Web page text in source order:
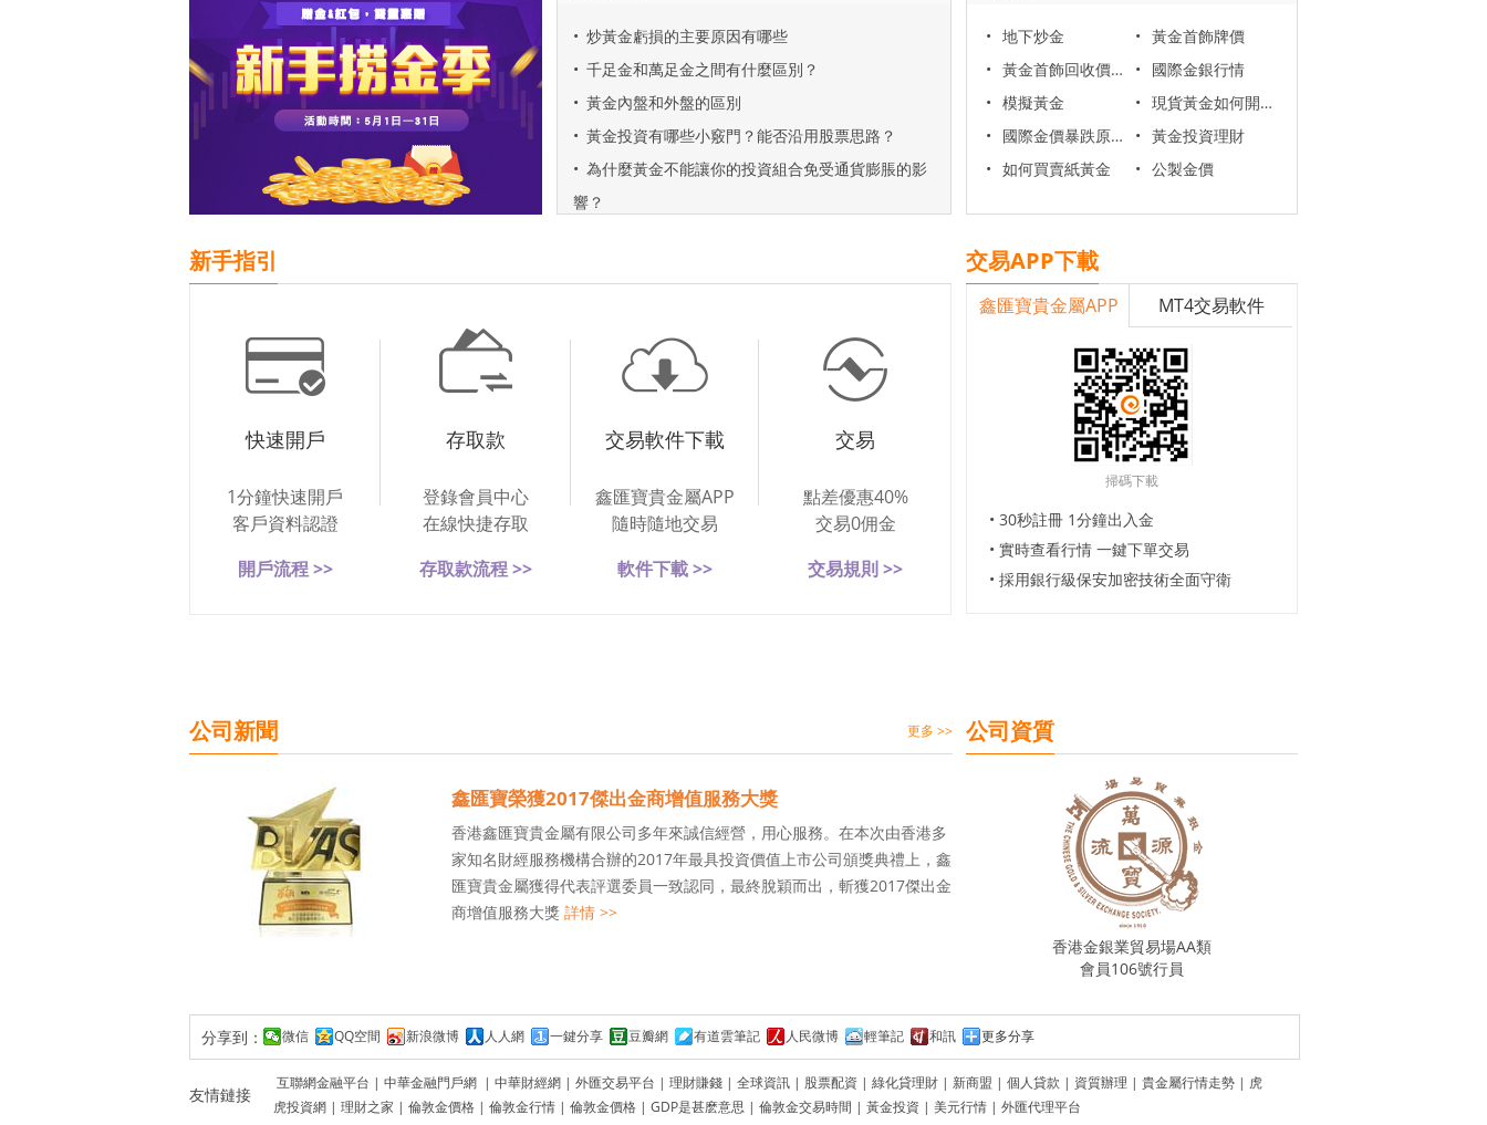
• 炒黃金虧損的主要原因有哪些
• 千足金和萬足金之間有什麼區別？
• 黃金內盤和外盤的區別
• 黃金投資有哪些小竅門？能否沿用股票思路？
• 為什麼黃金不能讓你的投資組合免受通貨膨脹的影
響？
• 地下炒金 • 黃金首飾牌價
•
黃金首飾回收價格 •
國際金銀行情
• 模擬黃金 •
現貨黃金如何開戶
•
國際金價暴跌原因 • 黃金投資理財
• 如何買賣紙黃金 • 公製金價
新手指引
快速開戶
1分鐘快速開戶
客戶資料認證
開戶流程 >>
存取款
登錄會員中心
在線快捷存取
存取款流程 >>
交易軟件下載
鑫匯寶貴金屬APP
隨時隨地交易
軟件下載 >>
交易
點差優惠40%
交易0佣金
交易規則 >>
交易APP下載
鑫匯寶貴金屬APP MT4交易軟件
掃碼下載
• 30秒註冊 1分鐘出入金
• 實時查看行情 一鍵下單交易
• 採用銀行級保安加密技術全面守衛
公司新聞 更多 >>
鑫匯寶榮獲2017傑出金商增值服務大獎
香港鑫匯寶貴金屬有限公司多年來誠信經營，用心服務。在本次由香港多
家知名財經服務機構合辦的2017年最具投資價值上市公司頒獎典禮上，鑫
匯寶貴金屬獲得代表評選委員一致認同，最終脫穎而出，斬獲2017傑出金
商增值服務大獎 詳情 >>
公司資質
香港金銀業貿易場AA類
會員106號行員
分享到： 微信 QQ空間 新浪微博 人人網 一鍵分享 豆瓣網 有道雲筆記 人民微博 輕筆記 和訊 更多分享
友情鏈接
互聯網金融平台 | 中華金融門戶網 | 中華財經網 | 外匯交易平台 | 理財賺錢 | 全球資訊 | 股票配資 | 綠化貸理財 | 新商盟 | 個人貸款 | 資質辦理 | 貴金屬行情走勢 | 虎
虎投資網 | 理財之家 | 倫敦金價格 | 倫敦金行情 | 倫敦金價格 | GDP是甚麽意思 | 倫敦金交易時間 | 黃金投資 | 美元行情 | 外匯代理平台